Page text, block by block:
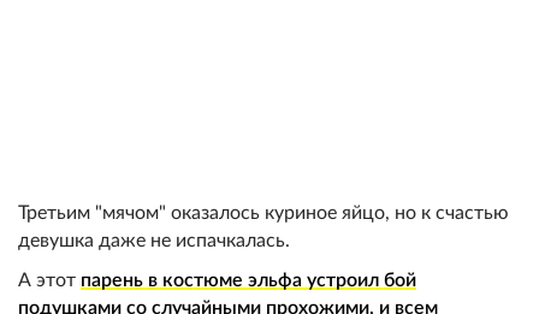
Третьим "мячом" оказалось куриное яйцо, но к счастью
девушка даже не испачкалась.
А этот парень в костюме эльфа устроил бой
подушками со случайными прохожими, и всем